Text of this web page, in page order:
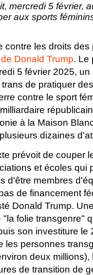
mercredi 5 février,
aux sports
contre les droits des
Donald Trump. Le
5 février 2025,
de pratiquer
contre le sport
à la Maison
dizaines
prévoit de couper
et écoles qui
d'être membres
de financement
Donald Trump.
"la folie transgenre"
son investiture le
les personnes
deux
de transition de